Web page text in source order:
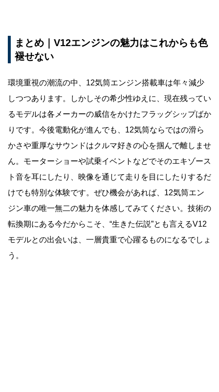
まとめ｜V12エンジンの魅力はこれからも色
褪せない
環境重視の潮流の中、12気筒エンジン搭載車は年々減少
しつつあります。しかしその希少性ゆえに、現在残ってい
るモデルは各メーカーの威信をかけたフラッグシップばか
りです。今後電動化が進んでも、12気筒ならではの滑ら
かさや重厚なサウンドはクルマ好きの心を掴んで離しませ
ん。モーターショーや試乗イベントなどでそのエキゾース
ト音を耳にしたり、映像を通じて走りを目にしたりするだ
けでも特別な体験です。ぜひ機会があれば、12気筒エン
ジン車の唯一無二の魅力を体感してみてください。技術の
転換期にある今だからこそ、“生きた伝説”とも言えるV12
モデルとの出会いは、一層貴重で心躍るものになるでしょ
う。